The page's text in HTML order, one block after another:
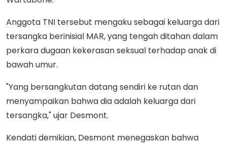
Anggota TNI tersebut mengaku sebagai keluarga dari
tersangka berinisial MAR, yang tengah ditahan dalam
perkara dugaan kekerasan seksual terhadap anak di
bawah umur.
"Yang bersangkutan datang sendiri ke rutan dan
menyampaikan bahwa dia adalah keluarga dari
tersangka," ujar Desmont.
Kendati demikian, Desmont menegaskan bahwa